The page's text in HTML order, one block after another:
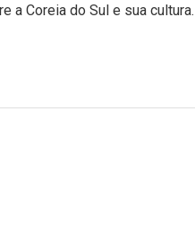
a Coreia do Sul e sua cultura.